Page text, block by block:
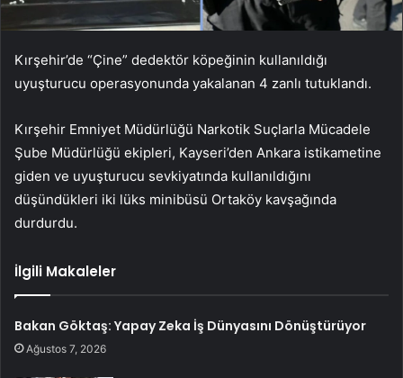
Kırşehir’de “Çine” dedektör köpeğinin kullanıldığı
uyuşturucu operasyonunda yakalanan 4 zanlı tutuklandı.
Kırşehir Emniyet Müdürlüğü Narkotik Suçlarla Mücadele
Şube Müdürlüğü ekipleri, Kayseri’den Ankara istikametine
giden ve uyuşturucu sevkiyatında kullanıldığını
düşündükleri iki lüks minibüsü Ortaköy kavşağında
durdurdu.
İlgili Makaleler
Bakan Göktaş: Yapay Zeka İş Dünyasını Dönüştürüyor
Ağustos 7, 2026